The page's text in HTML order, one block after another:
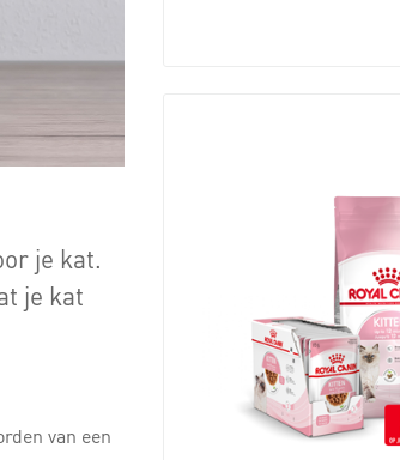
je kat.
je kat
van een